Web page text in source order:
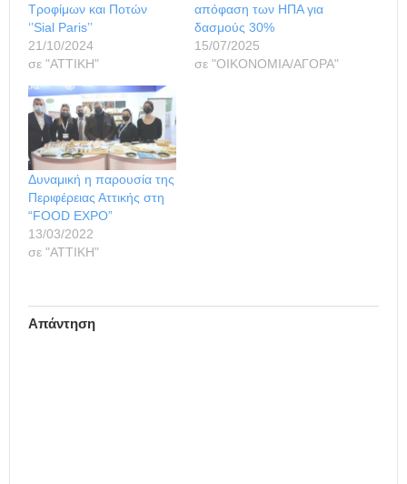
Τροφίμων και Ποτών
‘’Sial Paris’’
21/10/2024
σε "ΑΤΤΙΚΗ"
απόφαση των ΗΠΑ για
δασμούς 30%
15/07/2025
σε "ΟΙΚΟΝΟΜΙΑ/ΑΓΟΡΑ"
Δυναμική η παρουσία της
Περιφέρειας Αττικής στη
“FOOD EXPO”
13/03/2022
σε "ΑΤΤΙΚΗ"
Απάντηση